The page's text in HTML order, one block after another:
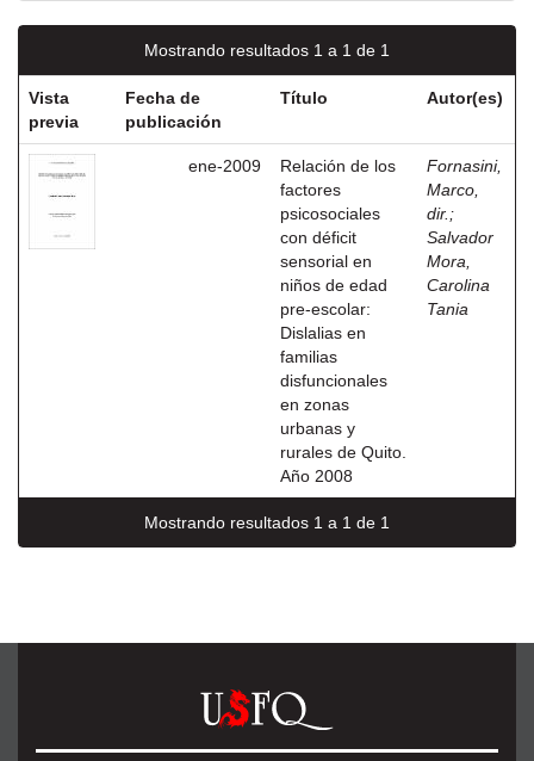
Mostrando resultados 1 a 1 de 1
Vista
previa
Fecha de
publicación
Título Autor(es)
ene-2009
Relación de los
factores
psicosociales
con déficit
sensorial en
niños de edad
pre-escolar:
Dislalias en
familias
disfuncionales
en zonas
urbanas y
rurales de Quito.
Año 2008
Fornasini,
Marco,
dir. ;
Salvador
Mora,
Carolina
Tania
Mostrando resultados 1 a 1 de 1